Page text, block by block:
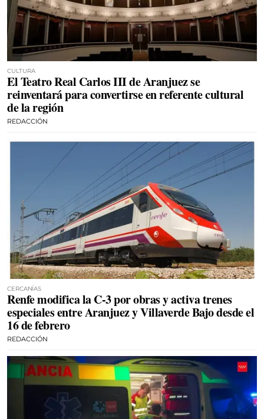
CULTURA
El Teatro Real Carlos III de Aranjuez se
reinventará para convertirse en referente cultural
de la región
REDACCIÓN
CERCANÍAS
Renfe modifica la C-3 por obras y activa trenes
especiales entre Aranjuez y Villaverde Bajo desde el
16 de febrero
REDACCIÓN